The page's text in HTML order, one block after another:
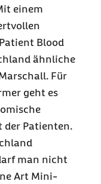
einem
Blood
ähnliche
Für
geht es
der Patienten.
man nicht
Art Mini-